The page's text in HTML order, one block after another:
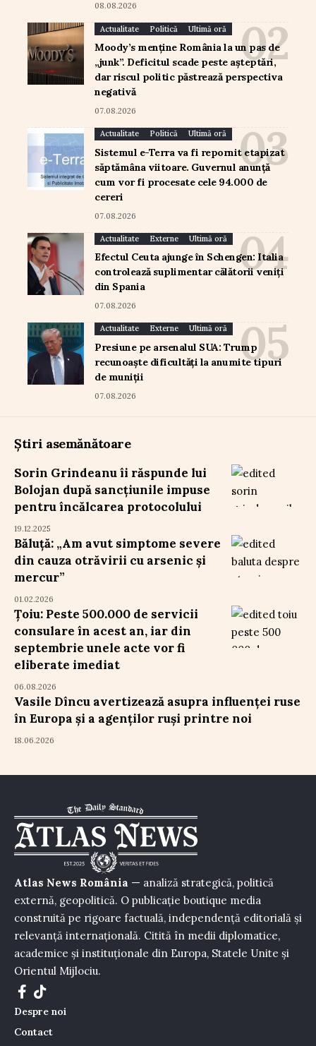
08.08.2026
Actualitate Politică Ultimă oră
Moody’s menține România la un pas de
„junk”. Deficitul scade peste așteptări,
dar riscul politic păstrează perspectiva
negativă
07.08.2026
Actualitate Politică Ultimă oră
Sistemul e-Terra va fi repornit etapizat
săptămâna viitoare. Guvernul anunță
cum vor fi procesate cele 94.000 de
cereri
07.08.2026
Actualitate Externe Ultimă oră
Efectul Ceuta ajunge în Schengen: Italia
controlează suplimentar călătorii veniți
din Spania
07.08.2026
Actualitate Externe Ultimă oră
Presiune pe arsenalul SUA: Trump
recunoaște dificultăți la anumite tipuri
de muniții
07.08.2026
Știri asemănătoare
Sorin Grindeanu îi răspunde lui
Bolojan după sancțiunile impuse
pentru încălcarea protocolului
19.12.2025
Băluță: „Am avut simptome severe
din cauza otrăvirii cu arsenic și
mercur”
01.02.2026
Țoiu: Peste 500.000 de servicii
consulare în acest an, iar din
septembrie unele acte vor fi
eliberate imediat
06.08.2026
Vasile Dîncu avertizează asupra influenței ruse
în Europa și a agenților ruși printre noi
18.06.2026
Atlas News România — analiză strategică, politică
externă, geopolitică. O publicație boutique media
construită pe rigoare factuală, independență editorială și
relevanță internațională. Citită în medii diplomatice,
academice și instituționale din Europa, Statele Unite și
Orientul Mijlociu.
Despre noi
Contact